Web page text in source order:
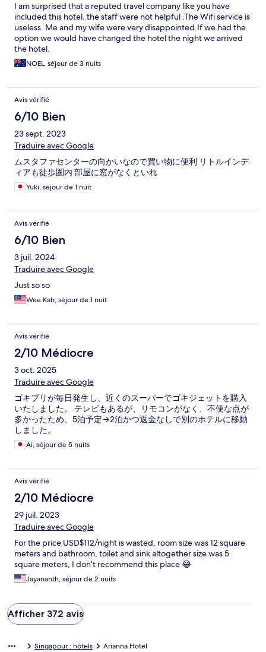
I am surprised that a reputed travel company like you have
included this hotel. the staff were not helpful .The Wifi service is
useless. Me and my wife were very disappointed.If we had the
option we would have changed the hotel the night we arrived
the hotel.
NOEL, séjour de 3 nuits
Avis vérifié
6/10 Bien
23 sept. 2023
Traduire avec Google
ムスタファセンターの向かいなので買い物に便利 リトルインデ
ィアも徒歩圏内 部屋に窓がなくといれ
Yuki, séjour de 1 nuit
Avis vérifié
6/10 Bien
3 juil. 2024
Traduire avec Google
Just so so
Wee Kah, séjour de 1 nuit
Avis vérifié
2/10 Médiocre
3 oct. 2025
Traduire avec Google
ゴキブリが毎日発生し、近くのスーパーでゴキジェットを購入
いたしました。 テレビもあるが、リモコンがなく、不便な点が
多かったため、5泊予定→2泊かつ返金なしで別のホテルに移動
しました。
Ai, séjour de 5 nuits
Avis vérifié
2/10 Médiocre
29 juil. 2023
Traduire avec Google
For the price USD$112/night is wasted, room size was 12 square
meters and bathroom, toilet and sink altogether size was 5
square meters, I don’t recommend this place 😂
Jayananth, séjour de 2 nuits
Afficher 372 avis
Singapour : hôtels Arianna Hotel